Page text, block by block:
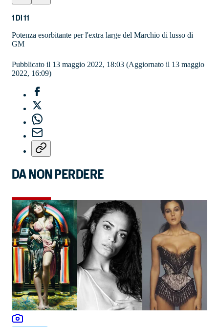
1DI11
Potenza esorbitante per l'extra large del Marchio di lusso di
GM
Pubblicato il 13 maggio 2022, 18:03 (Aggiornato il 13 maggio
2022, 16:09)
DA NON PERDERE